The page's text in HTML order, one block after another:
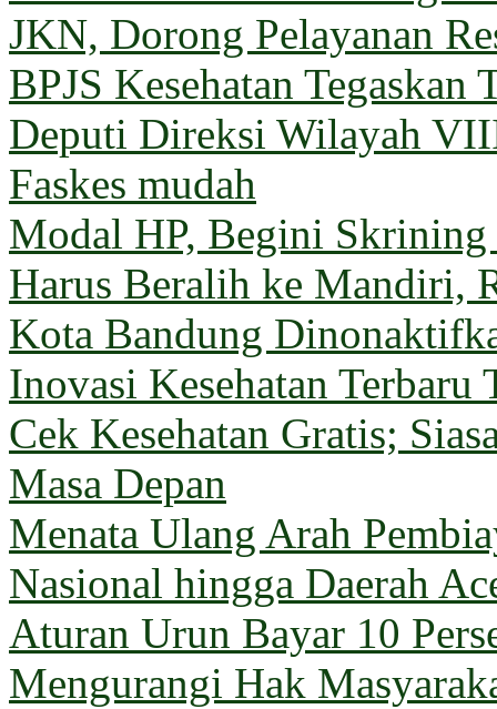
JKN, Dorong Pelayanan
BPJS Kesehatan Tegaskan
Deputi Direksi Wilayah
Faskes mudah
Modal HP, Begini Skrining
Harus Beralih ke Mandiri,
Kota Bandung
Inovasi Kesehatan
Cek Kesehatan Gratis;
Masa Depan
Menata Ulang Arah
Nasional hingga Daerah
Aturan Urun Bayar 10
Mengurangi Hak